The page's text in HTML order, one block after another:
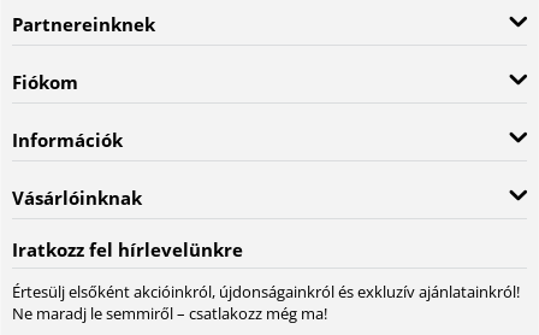
Partnereinknek
Fiókom
Információk
Vásárlóinknak
Iratkozz fel hírlevelünkre
Értesülj elsőként akcióinkról, újdonságainkról és exkluzív ajánlatainkról!
Ne maradj le semmiről – csatlakozz még ma!